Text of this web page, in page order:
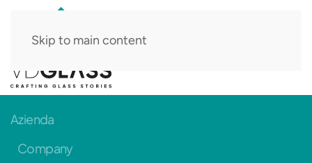
Skip to main content
IT
Azienda
Company